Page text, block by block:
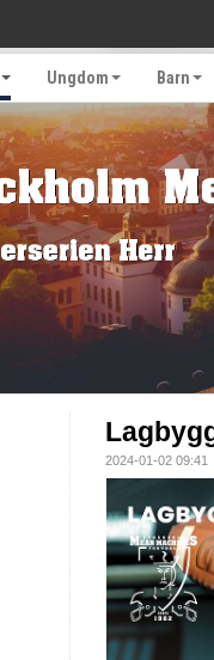
Ungdom Barn
2024-01-02 09:41